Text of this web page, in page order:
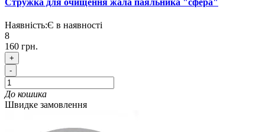
Наявність:Є в наявності
8
160 грн.
+
-
До кошика
Швидке замовлення